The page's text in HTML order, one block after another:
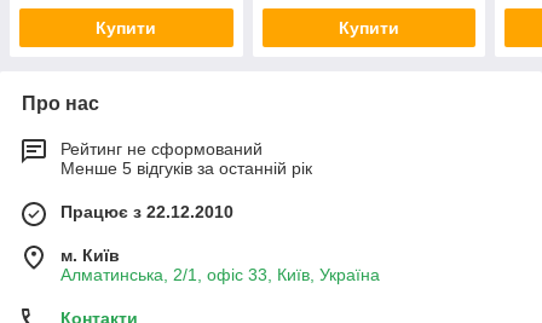
Купити Купити
Про нас
Рейтинг не сформований
Менше 5 відгуків за останній рік
Працює з 22.12.2010
м. Київ
Алматинська, 2/1, офіс 33, Київ, Україна
Контакти